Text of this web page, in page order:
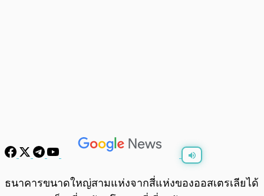
0:00
ธนาคารขนาดใหญ่สามแห่งจากสี่แห่งของออสเตรเลียได้